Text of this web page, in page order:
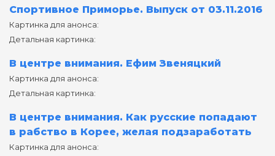
Спортивное Приморье. Выпуск от 03.11.2016
Картинка для анонса:
Детальная картинка:
В центре внимания. Ефим Звеняцкий
Картинка для анонса:
Детальная картинка:
В центре внимания. Как русские попадают
в рабство в Корее, желая подзаработать
Картинка для анонса: